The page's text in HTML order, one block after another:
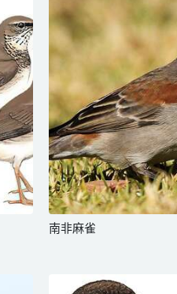
南非麻雀